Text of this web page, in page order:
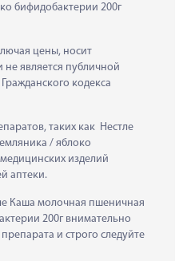
бифидобактерии 200г
цены, носит
является публичной
кодекса
таких как  Нестле
/ яблоко
изделий
аптеки.
Каша молочная пшеничная
200г внимательно
и строго следуйте